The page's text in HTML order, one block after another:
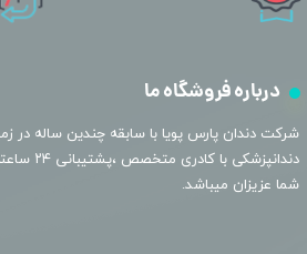
درباره فروشگاه ما
​شرکت دندان پارس پویا با سابقه چندین ساله در
شما عزیزان میباشد.